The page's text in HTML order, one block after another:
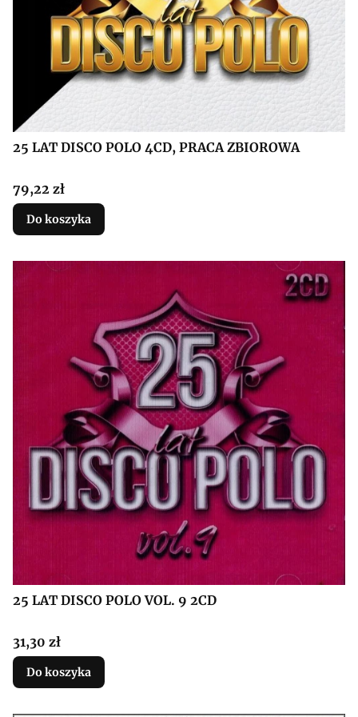
25 LAT DISCO POLO 4CD, PRACA ZBIOROWA
Cena
79,22 zł
Do koszyka
25 LAT DISCO POLO VOL. 9 2CD
Cena
31,30 zł
Do koszyka